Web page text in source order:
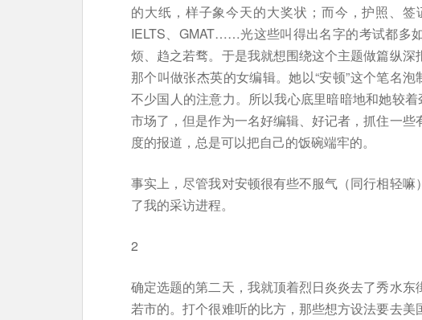
的大纸，样子象今天的大奖状；而今，护照、签
IELTS、GMAT……光这些叫得出名字的考试都多
烦、趋之若骛。于是我就想围绕这个主题做篇纵
那个叫做张杰英的女编辑。她以“安顿”这个笔名
不少国人的注意力。所以我心底里暗暗地和她较
市场了，但是作为一名好编辑、好记者，抓住一
度的报道，总是可以把自己的饭碗端牢的。
事实上，尽管我对安顿很有些不服气（同行相轻
了我的采访进程。
2
确定选题的第二天，我就顶着烈日炎炎去了秀水
若市的。打个很难听的比方，那些想方设法要去